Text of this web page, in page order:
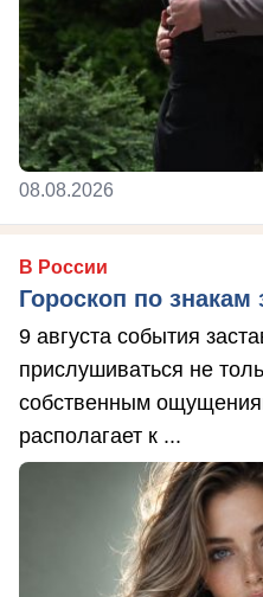
08.08.2026
В России
Гороскоп по знакам
9 августа события
прислушиваться не
собственным
располагает к ...